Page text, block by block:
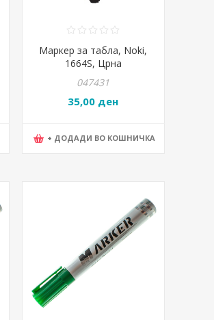
Маркер за табла, Noki,
1664S, Црна
047431
35,00 ден
+ ДОДАДИ ВО КОШНИЧКА